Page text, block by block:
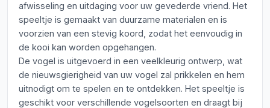
afwisseling en uitdaging voor uw gevederde vriend. Het
speeltje is gemaakt van duurzame materialen en is
voorzien van een stevig koord, zodat het eenvoudig in
de kooi kan worden opgehangen.
De vogel is uitgevoerd in een veelkleurig ontwerp, wat
de nieuwsgierigheid van uw vogel zal prikkelen en hem
uitnodigt om te spelen en te ontdekken. Het speeltje is
geschikt voor verschillende vogelsoorten en draagt bij